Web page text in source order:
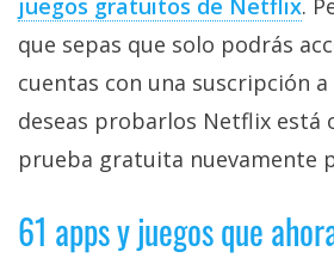
juegos gratuitos de Netflix‎.
que sepas que solo podrás
cuentas con una suscripción
deseas probarlos Netflix está
prueba gratuita nuevamente
61 apps y juegos que